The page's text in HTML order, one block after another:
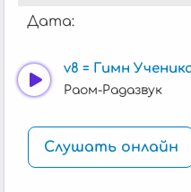
Дата:
Раом-Радазвук
Слушать онлайн